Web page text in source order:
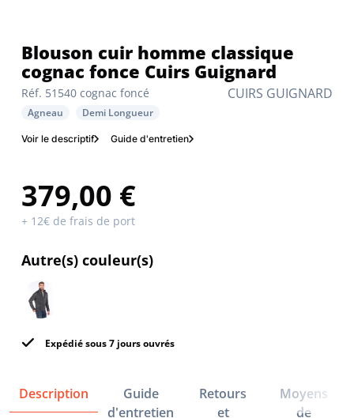
CUIRS GUIGNARD
Réf. 51540 cognac foncé
Blouson cuir homme classique
cognac fonce Cuirs Guignard
Agneau Demi Longueur
Voir le descriptif Guide d'entretien
379,00 €
+ 12€ de frais de port
Autre(s) couleur(s)
Expédié sous 7 jours ouvrés
Description
Guide
d'entretien
Retours
et
Moyens
de